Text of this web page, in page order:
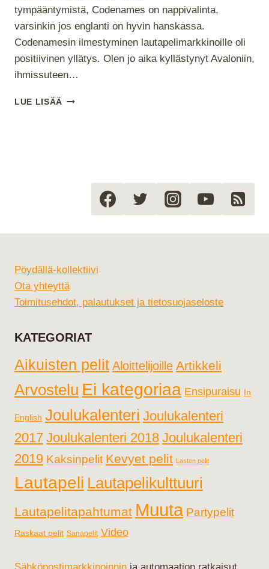
tympääntymistä, Codenames on nappivalinta,
varsinkin jos englanti on hyvin hanskassa.
Codenamesin ilmestyminen lautapelimarkkinoille oli
positiivinen yllätys. Olen jo aika kyllästynyt Avaloniin,
ihmissuteen…
LUE LISÄÄ CODENAMES
Pöydällä-kollektiivi
Ota yhteyttä
Toimitusehdot, palautukset ja tietosuojaseloste
KATEGORIAT
Aikuisten pelit Aloittelijoille Artikkeli
Arvostelu Ei kategoriaa Ensipuraisu In
English Joulukalenteri Joulukalenteri
2017 Joulukalenteri 2018 Joulukalenteri
2019 Kaksinpelit Kevyet pelit Lasten pelit
Lautapeli Lautapelikulttuuri
Lautapelitapahtumat Muuta Partypelit
Raskaat pelit Sanapelit Video